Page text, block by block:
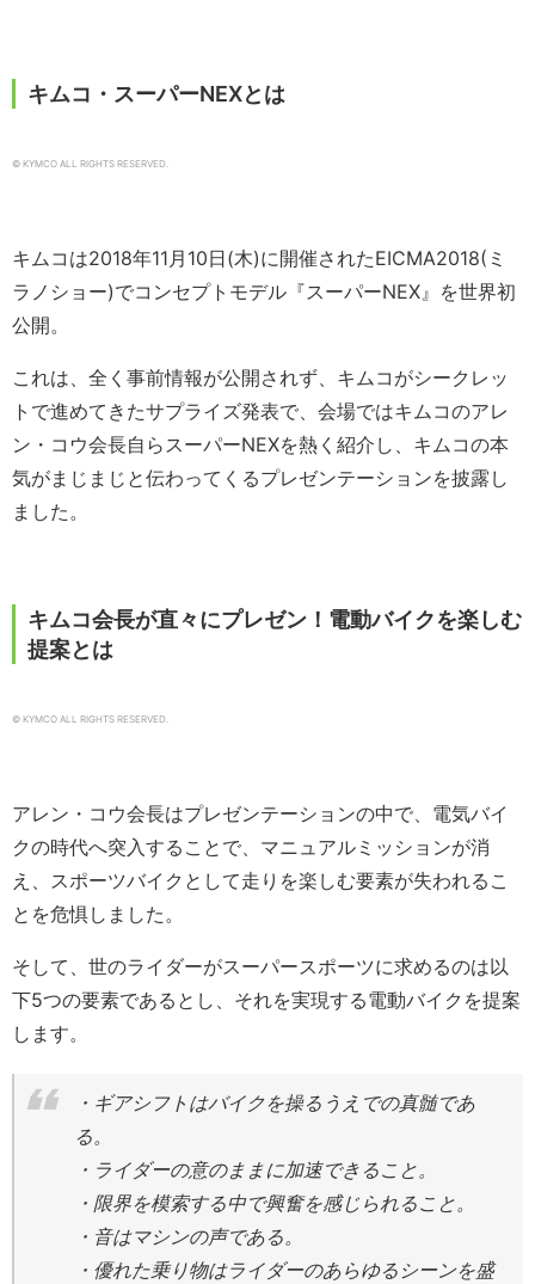
キムコ・スーパーNEXとは
© KYMCO ALL RIGHTS RESERVED.
キムコは2018年11月10日(木)に開催されたEICMA2018(ミ
ラノショー)でコンセプトモデル『スーパーNEX』を世界初
公開。
これは、全く事前情報が公開されず、キムコがシークレッ
トで進めてきたサプライズ発表で、会場ではキムコのアレ
ン・コウ会長自らスーパーNEXを熱く紹介し、キムコの本
気がまじまじと伝わってくるプレゼンテーションを披露し
ました。
キムコ会長が直々にプレゼン！電動バイクを楽しむ
提案とは
© KYMCO ALL RIGHTS RESERVED.
アレン・コウ会長はプレゼンテーションの中で、電気バイ
クの時代へ突入することで、マニュアルミッションが消
え、スポーツバイクとして走りを楽しむ要素が失われるこ
とを危惧しました。
そして、世のライダーがスーパースポーツに求めるのは以
下5つの要素であるとし、それを実現する電動バイクを提案
します。
・ギアシフトはバイクを操るうえでの真髄であ
る。
・ライダーの意のままに加速できること。
・限界を模索する中で興奮を感じられること。
・音はマシンの声である。
・優れた乗り物はライダーのあらゆるシーンを盛